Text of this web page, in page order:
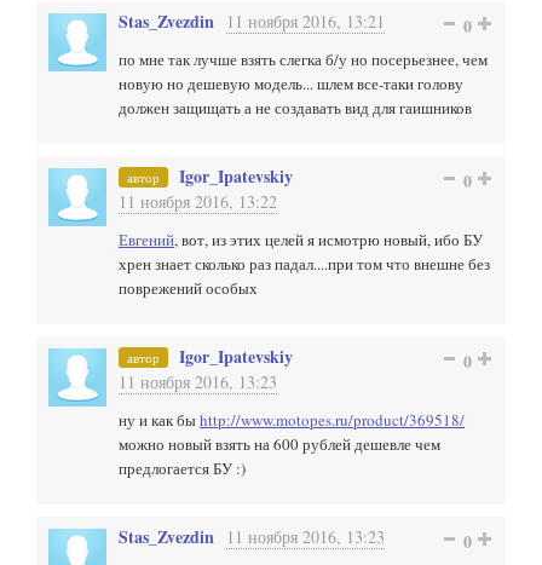
Stas_Zvezdin 11 ноября 2016, 13:21 0
по мне так лучше взять слегка б/у но посерьезнее, чем
новую но дешевую модель... шлем все-таки голову
должен защищать а не создавать вид для гаишников
автор Igor_Ipatevskiy
11 ноября 2016, 13:22
0
Евгений, вот, из этих целей я исмотрю новый, ибо БУ
хрен знает сколько раз падал....при том что внешне без
поврежений особых
автор Igor_Ipatevskiy
11 ноября 2016, 13:23
0
ну и как быhttp://www.motopes.ru/product/369518/
можно новый взять на 600 рублей дешевле чем
предлогается БУ :)
Stas_Zvezdin 11 ноября 2016, 13:23 0